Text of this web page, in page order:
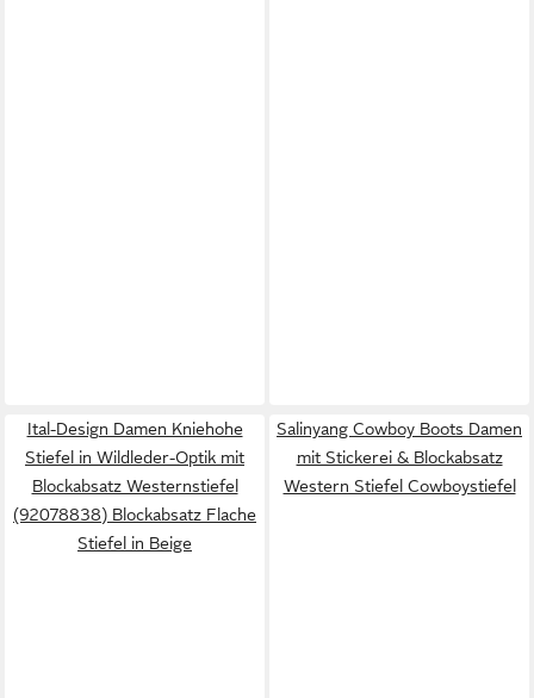
Ital-Design Damen Kniehohe
Stiefel in Wildleder-Optik mit
Blockabsatz Westernstiefel
(92078838) Blockabsatz Flache
Stiefel in Beige
Salinyang Cowboy Boots Damen
mit Stickerei & Blockabsatz
Western Stiefel Cowboystiefel